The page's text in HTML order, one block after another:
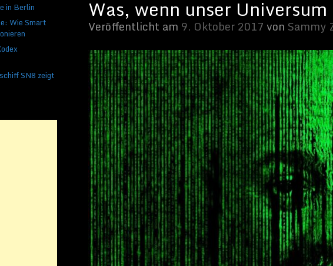
Physikalische Illusion
Wir Menschen haben eine Vielzahl von Sinnen, mit denen wir die Welt um uns herum
erleben. Aber die Wahrnehmung kann eine knifflige Sache sein. Sie kann z. B. durch das
Zusammenspiel zweier Lichtdimensionen, die zusammenwirken, um das
Erscheinungsbild eines 3D-Objekts oder einer Form zu erzeugen, getäuscht werden. So
arbeiten Hologramme in der realen Welt, und einige schlagen vor, dass diese Illusion
weit über die Grenzen einer Bühne oder Ausstellung hinaus ausgedehnt werden könnte.
Tatsächlich glauben einige Wissenschaftler, dass es zumindest theoretisch möglich ist,
dass unser gesamtes Universum ein Hologramm ist.
in Berlin
Wie Smart
SN8 zeigt